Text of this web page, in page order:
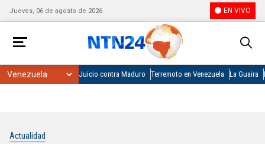
Jueves, 06 de agosto de 2026 EN VIVO
Juicio contra Maduro Terremoto en Venezuela La Guaira
Actualidad